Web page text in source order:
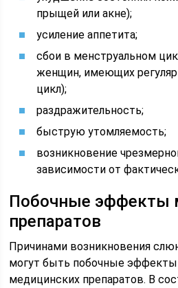
прыщей или акне);
усиление аппетита;
сбои в менструальном
женщин, имеющих
цикл);
раздражительность;
быструю утомляемость;
возникновение
зависимости от
Побочные эффекты
препаратов
Причинами возникновения
могут быть побочные эффекты
медицинских препаратов. В